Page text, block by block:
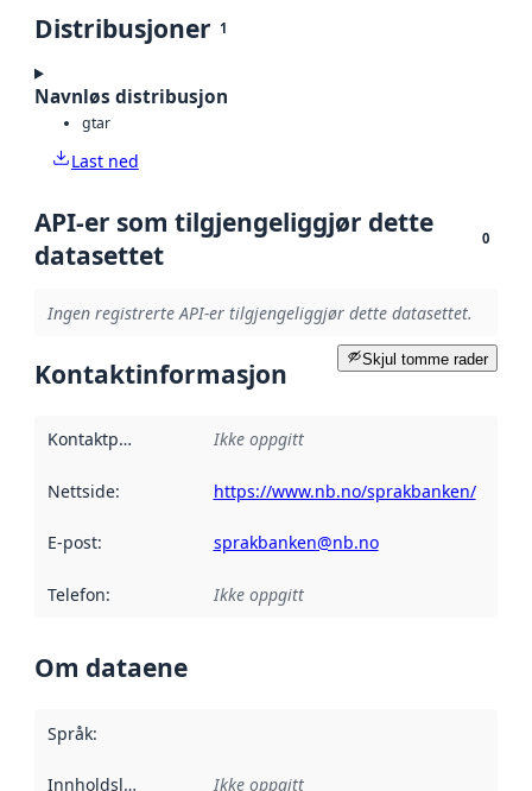
Distribusjoner 1
Navnløs distribusjon
gtar
Last ned
API-er som tilgjengeliggjør dette
datasettet
0
Ingen registrerte API-er tilgjengeliggjør dette datasettet.
Skjul tomme rader
Kontaktinformasjon
Kontaktpunkt Ikke oppgitt
Nettside: https://www.nb.no/sprakbanken/
E-post: sprakbanken@nb.no
Telefon: Ikke oppgitt
Om dataene
Språk:
Innholdsleverandører :
Ikke oppgitt